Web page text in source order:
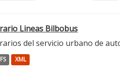
Lineas Bilbobus
del servicio urbano de
XML